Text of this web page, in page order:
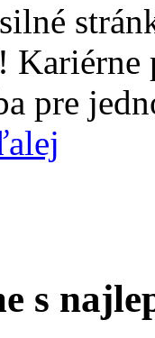
pre
s